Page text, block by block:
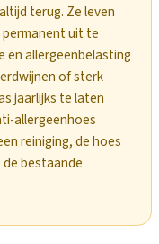
terug. Ze leven
permanent uit te
en allergeenbelasting
of sterk
jaarlijks te laten
allergeenhoes
reiniging, de hoes
bestaande